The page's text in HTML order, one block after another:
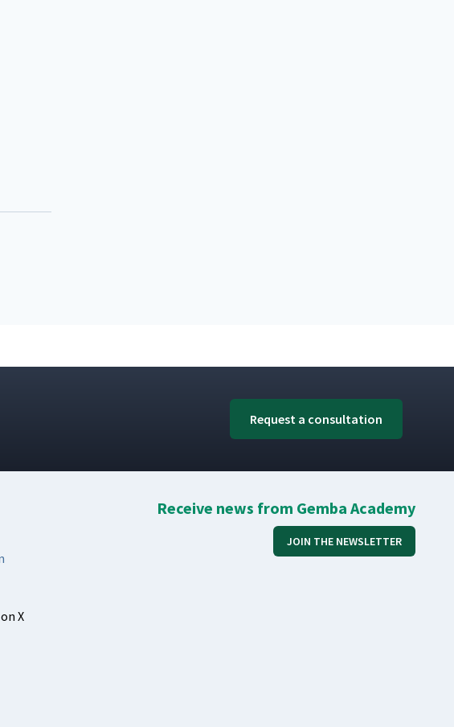
Request a consultation
X
Receive news from Gemba Academy
JOIN THE NEWSLETTER